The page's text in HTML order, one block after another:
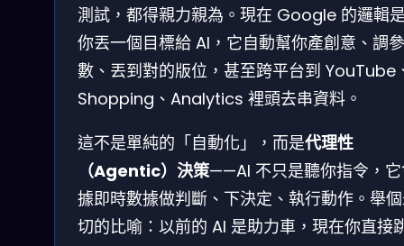
測試，都得親力親為。現在 Google 的邏輯
你丟一個目標給 AI，它自動幫你產創意、調參
數、丟到對的版位，甚至跨平台到 YouTube
Shopping、Analytics 裡頭去串資料。
這不是單純的「自動化」，而是代理性
（Agentic）決策——AI 不只是聽你指令，
據即時數據做判斷、下決定、執行動作。舉
切的比喻：以前的 AI 是助力車，現在你直接